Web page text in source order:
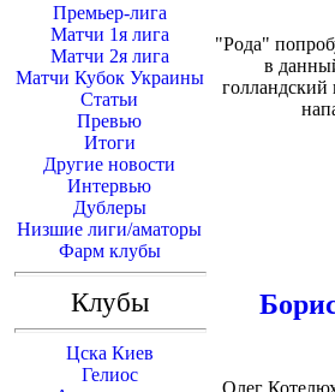
Премьер-лига
Матчи 1я лига
Матчи 2я лига
Матчи Кубок Украины
Статьи
Превью
Итоги
Другие новости
Интервью
Дублеры
Низшие лиги/аматоры
Фарм клубы
Клубы
Цска Киев
Гелиос
"Рода"
в
голландский
Олег